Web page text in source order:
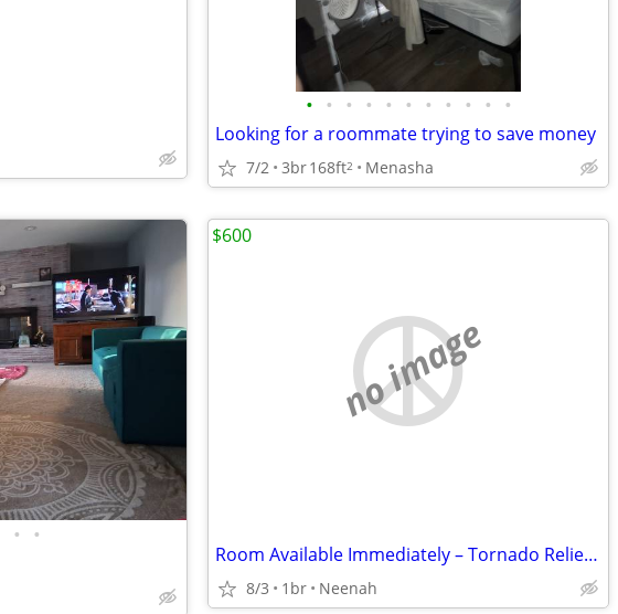
• • • • • • • • • • •
Looking for a roommate trying to save money
7/2 3br168ft2 Menasha
• •
no image
Room Available Immediately – Tornado Relief Housing
8/3 1br Neenah
$600